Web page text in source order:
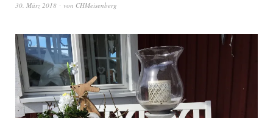
30. März 2018 von CHMeisenberg